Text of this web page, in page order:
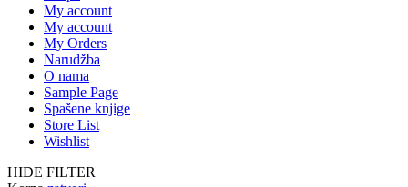
My account
My account
My Orders
Narudžba
O nama
Sample Page
Spašene knjige
Store List
Wishlist
HIDE FILTER